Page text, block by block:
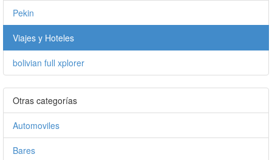
Pekin
Viajes y Hoteles
bolivian full xplorer
Otras categorías
Automoviles
Bares